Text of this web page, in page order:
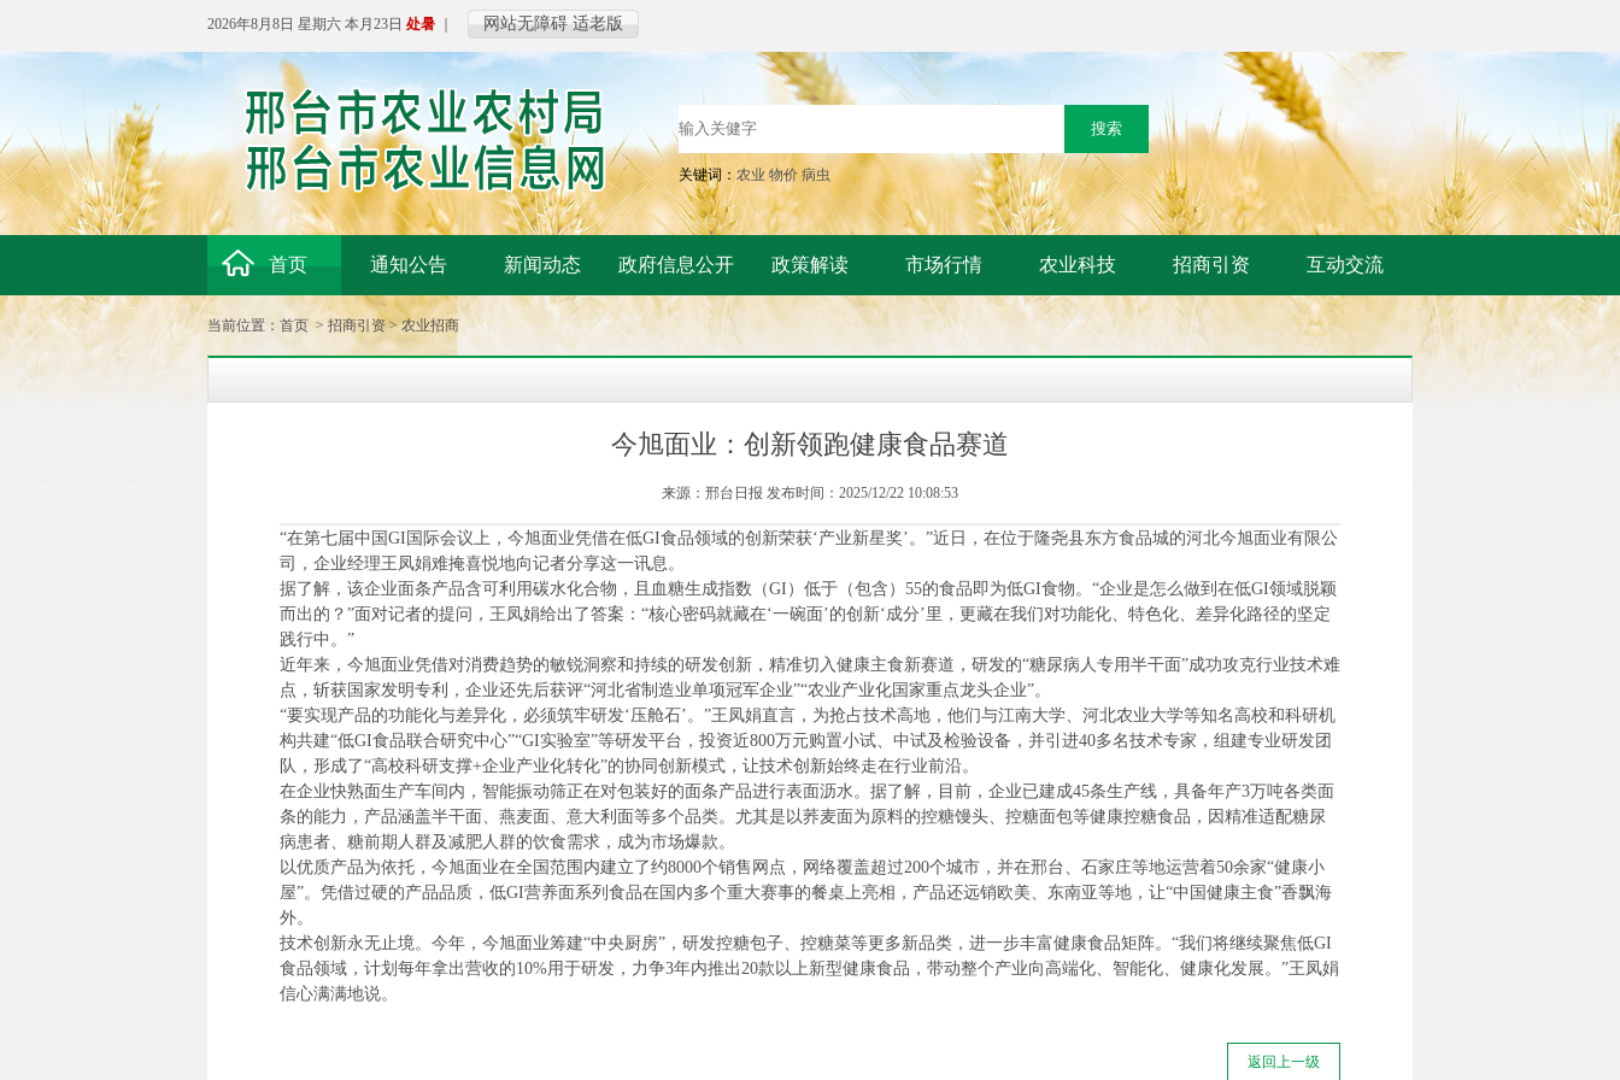
2026年8月8日 星期六 本月23日 处暑 网站无障碍 适老版
关键词： 农业 物价 病虫
首页 通知公告 新闻动态 政府信息公开 政策解读 市场行情 农业科技 招商引资 互动交流
当前位置： 首页 > 招商引资>农业招商
今旭面业：创新领跑健康食品赛道
来源：邢台日报 发布时间：2025/12/22 10:08:53
“在第七届中国GI国际会议上，今旭面业凭借在低GI食品领域的创新荣获‘产业新星奖’。”近日，在位于隆尧县东方食品城的河北今旭面业有限公
司，企业经理王凤娟难掩喜悦地向记者分享这一讯息。
据了解，该企业面条产品含可利用碳水化合物，且血糖生成指数（GI）低于（包含）55的食品即为低GI食物。“企业是怎么做到在低GI领域脱颖
而出的？”面对记者的提问，王凤娟给出了答案：“核心密码就藏在‘一碗面’的创新‘成分’里，更藏在我们对功能化、特色化、差异化路径的坚定
践行中。”
近年来，今旭面业凭借对消费趋势的敏锐洞察和持续的研发创新，精准切入健康主食新赛道，研发的“糖尿病人专用半干面”成功攻克行业技术难
点，斩获国家发明专利，企业还先后获评“河北省制造业单项冠军企业”“农业产业化国家重点龙头企业”。
“要实现产品的功能化与差异化，必须筑牢研发‘压舱石’。”王凤娟直言，为抢占技术高地，他们与江南大学、河北农业大学等知名高校和科研机
构共建“低GI食品联合研究中心”“GI实验室”等研发平台，投资近800万元购置小试、中试及检验设备，并引进40多名技术专家，组建专业研发团
队，形成了“高校科研支撑+企业产业化转化”的协同创新模式，让技术创新始终走在行业前沿。
在企业快熟面生产车间内，智能振动筛正在对包装好的面条产品进行表面沥水。据了解，目前，企业已建成45条生产线，具备年产3万吨各类面
条的能力，产品涵盖半干面、燕麦面、意大利面等多个品类。尤其是以荞麦面为原料的控糖馒头、控糖面包等健康控糖食品，因精准适配糖尿
病患者、糖前期人群及减肥人群的饮食需求，成为市场爆款。
以优质产品为依托，今旭面业在全国范围内建立了约8000个销售网点，网络覆盖超过200个城市，并在邢台、石家庄等地运营着50余家“健康小
屋”。凭借过硬的产品品质，低GI营养面系列食品在国内多个重大赛事的餐桌上亮相，产品还远销欧美、东南亚等地，让“中国健康主食”香飘海
外。
技术创新永无止境。今年，今旭面业筹建“中央厨房”，研发控糖包子、控糖菜等更多新品类，进一步丰富健康食品矩阵。“我们将继续聚焦低GI
食品领域，计划每年拿出营收的10%用于研发，力争3年内推出20款以上新型健康食品，带动整个产业向高端化、智能化、健康化发展。”王凤娟
信心满满地说。
返回上一级